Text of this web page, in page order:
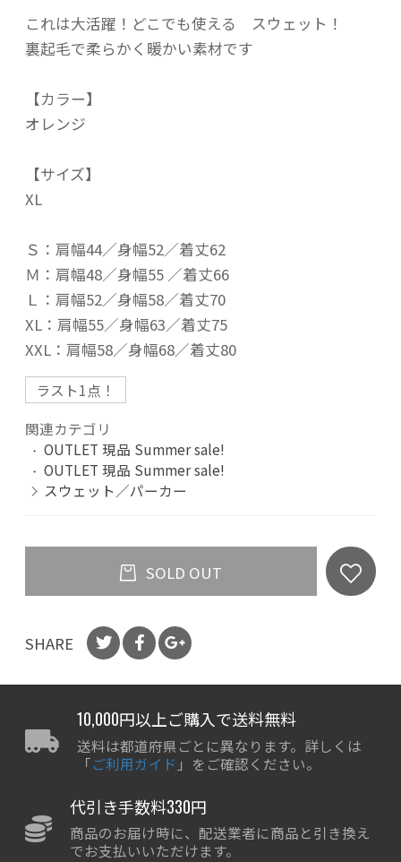
これは大活躍！どこでも使える スウェット！
裏起毛で柔らかく暖かい素材です
【カラー】
オレンジ
【サイズ】
XL
Ｓ：肩幅44／身幅52／着丈62
Ｍ：肩幅48／身幅55 ／着丈66
Ｌ：肩幅52／身幅58／着丈70
XL：肩幅55／身幅63／着丈75
XXL：肩幅58／身幅68／着丈80
ラスト1点！
関連カテゴリ
OUTLET 現品 Summer sale!
OUTLET 現品 Summer sale!
スウェット／パーカー
SOLD OUT
SHARE
10,000円以上ご購入で送料無料
送料は都道府県ごとに異なります。詳しくは
「ご利用ガイド 」をご確認ください。
代引き手数料330円
商品のお届け時に、配送業者に商品と引き換え
でお支払いいただけます。